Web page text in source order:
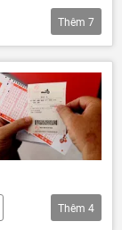
Thêm 7
Thêm 4